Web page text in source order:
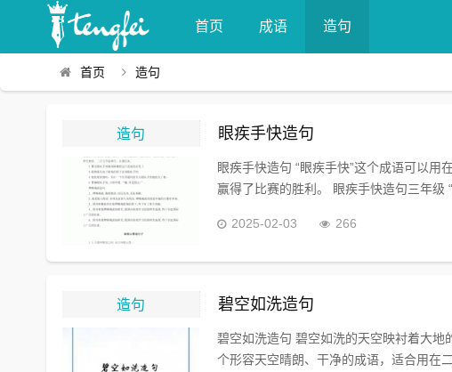
首页 成语 造句
首页 造句
造句 眼疾手快造句
眼疾手快造句 “眼疾手快”这个成语可以
赢得了比赛的胜利。 眼疾手快造句三年级
2025-02-03
266
造句 碧空如洗造句
碧空如洗造句 碧空如洗的天空映衬着大地
个形容天空晴朗、干净的成语，适合用在